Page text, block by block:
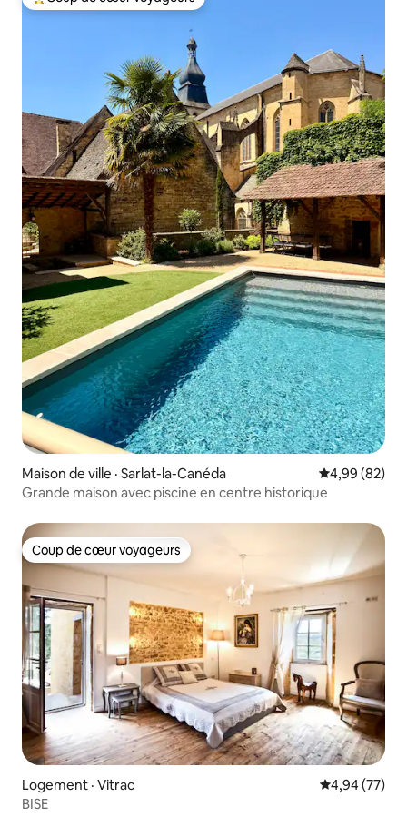
Coup de cœur voyageurs parmi les plus aimés
Maison de ville · Sarlat-la-Canéda Note
4,99 (82)
Grande maison avec piscine en centre historique
Coup de cœur voyageurs
Coup de cœur voyageurs
Logement · Vitrac Note
4,94 (77)
BISE